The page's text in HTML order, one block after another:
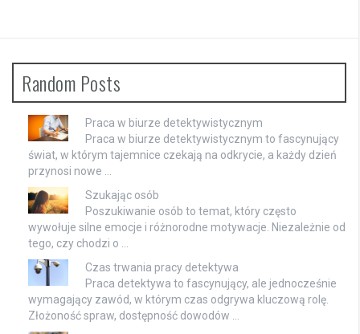
Random Posts
Praca w biurze detektywistycznym
Praca w biurze detektywistycznym to fascynujący
świat, w którym tajemnice czekają na odkrycie, a każdy dzień
przynosi nowe …
Szukając osób
Poszukiwanie osób to temat, który często
wywołuje silne emocje i różnorodne motywacje. Niezależnie od
tego, czy chodzi o …
Czas trwania pracy detektywa
Praca detektywa to fascynujący, ale jednocześnie
wymagający zawód, w którym czas odgrywa kluczową rolę.
Złożoność spraw, dostępność dowodów …